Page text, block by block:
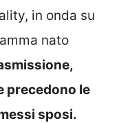
in onda su
nato
precedono le
sposi.